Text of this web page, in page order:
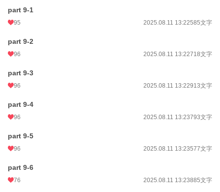
part 9-1
95 2025.08.11 13:22585文字
part 9-2
96 2025.08.11 13:22718文字
part 9-3
96 2025.08.11 13:22913文字
part 9-4
96 2025.08.11 13:23793文字
part 9-5
96 2025.08.11 13:23577文字
part 9-6
76 2025.08.11 13:23885文字